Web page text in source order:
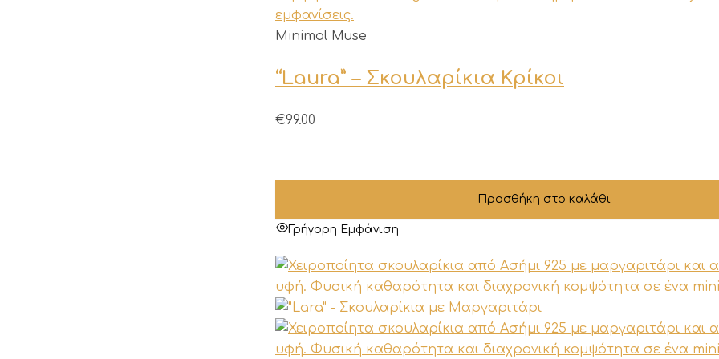
προϊόντος
Minimal Muse
“Laura” – Σκουλαρίκια Κρίκοι
€99.00
Προσθήκη στο καλάθι
Γρήγορη Εμφάνιση